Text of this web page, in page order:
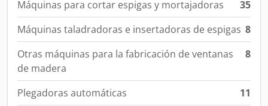
Máquinas para cortar espigas y mortajadoras
35
Máquinas taladradoras e insertadoras de espigas 8
Otras máquinas para la fabricación de ventanas
de madera
8
Plegadoras automáticas
11